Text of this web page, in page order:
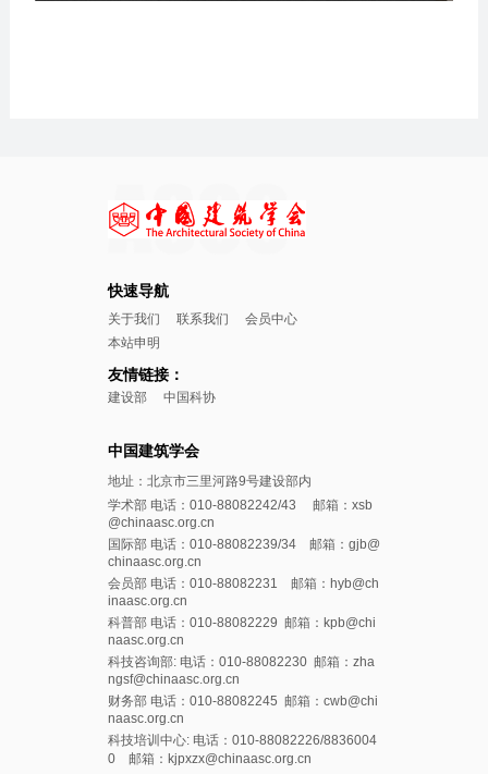
快速导航
关于我们 联系我们
会员中心
本站申明
友情链接：
建设部 中国科协
中国建筑学会
地址：北京市三里河路9号建设部内
学术部 电话：010-88082242/43 邮箱：xsb
@chinaasc.org.cn
国际部 电话：010-88082239/34 邮箱：gjb@
chinaasc.org.cn
会员部 电话：010-88082231 邮箱：hyb@ch
inaasc.org.cn
科普部 电话：010-88082229 邮箱：kpb@chi
naasc.org.cn
科技咨询部: 电话：010-88082230 邮箱：zha
ngsf@chinaasc.org.cn
财务部 电话：010-88082245 邮箱：cwb@chi
naasc.org.cn
科技培训中心: 电话：010-88082226/8836004
0 邮箱：kjpxzx@chinaasc.org.cn